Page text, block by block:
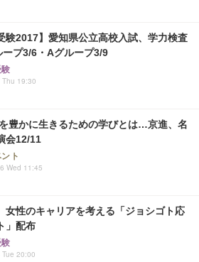
験2017】愛知県公立高校入試、学力検査
ープ3/6・Aグループ3/9
19:30
豊かに生きるための学びとは…京進、名
会12/11
ト
Wed 11:45
女性のキャリアを考える「ジョシゴト応
」配布
20:00